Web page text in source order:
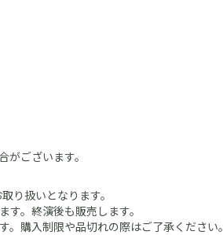
ございます。
り扱いとなります。
す。終演後も販売します。
。購入制限や品切れの際はご了承ください。